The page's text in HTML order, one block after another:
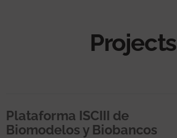
Projects
Plataforma ISCIII de
Biomodelos y Biobancos